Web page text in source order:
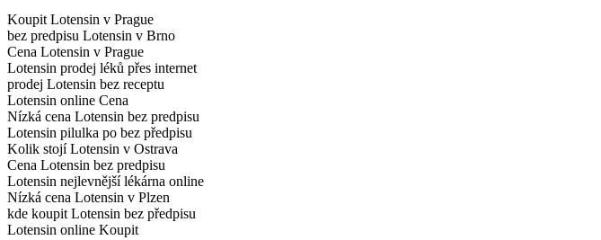
Koupit Lotensin v Prague
bez predpisu Lotensin v Brno
Cena Lotensin v Prague
Lotensin prodej léků přes internet
prodej Lotensin bez receptu
Lotensin online Cena
Nízká cena Lotensin bez predpisu
Lotensin pilulka po bez předpisu
Kolik stojí Lotensin v Ostrava
Cena Lotensin bez predpisu
Lotensin nejlevnější lékárna online
Nízká cena Lotensin v Plzen
kde koupit Lotensin bez předpisu
Lotensin online Koupit